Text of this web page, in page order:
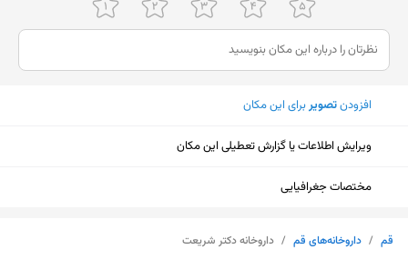
چهارشنبه
۹ تا ۲۱:۳۰
پنجشنبه
۹ تا ۲۱:۳۰
جمعه
شنبه
یکشنبه
افزودنتصویربرای این مکان
ویرایش اطلاعات یا گزارش تعطیلی این مکان
مختصات جغرافیایی
قم / داروخانه‌های قم / داروخانه دکتر شریعت